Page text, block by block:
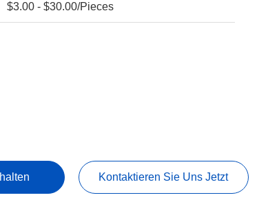
$3.00 - $30.00/Pieces
Kontaktieren Sie Uns Jetzt